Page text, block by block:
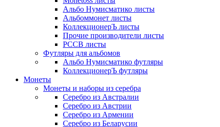
Альбо Нумисматико листы
Альбоммонет листы
КоллекционерЪ листы
Прочие производители листы
РССВ листы
Футляры для альбомов
Альбо Нумисматико футляры
КоллекционерЪ футляры
Монеты
Монеты и наборы из серебра
Серебро из Австралии
Серебро из Австрии
Серебро из Армении
Серебро из Беларусии